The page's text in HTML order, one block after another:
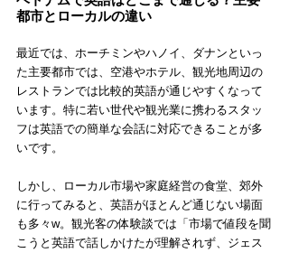
都市とローカルの違い
最近では、ホーチミンやハノイ、ダナンといっ
た主要都市では、空港やホテル、観光地周辺の
レストランでは比較的英語が通じやすくなって
います。特に若い世代や観光業に携わるスタッ
フは英語での簡単な会話に対応できることが多
いです。
しかし、ローカル市場や家庭経営の食堂、郊外
に行ってみると、英語がほとんど通じない場面
も多々w。観光客の体験談では「市場で値段を聞
こうと英語で話しかけたが理解されず、ジェス